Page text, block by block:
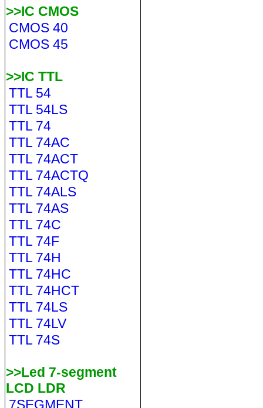
>>IC CMOS
CMOS 40
CMOS 45
>>IC TTL
TTL 54
TTL 54LS
TTL 74
TTL 74AC
TTL 74ACT
TTL 74ACTQ
TTL 74ALS
TTL 74AS
TTL 74C
TTL 74F
TTL 74H
TTL 74HC
TTL 74HCT
TTL 74LS
TTL 74LV
TTL 74S
>>Led 7-segment
LCD LDR
7SEGMENT